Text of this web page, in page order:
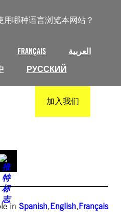
用哪种语言浏览本网站？
FRANÇAIS
العربية
РУССКИЙ
加入我们
in Spanish,English,Français